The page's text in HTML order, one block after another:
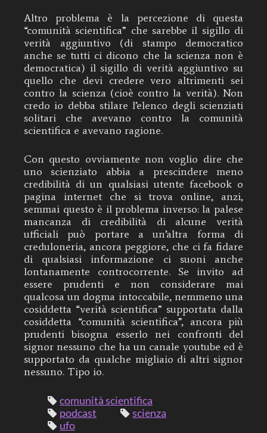
Altro problema è la percezione di questa
“comunità scientifica” che sarebbe il sigillo di
verità aggiuntivo (di stampo democratico
anche se tutti ci dicono che la scienza non è
democratica) il sigillo di verità aggiuntivo su
quello che devi credere vero altrimenti sei
contro la scienza (cioè contro la verità). Non
credo io debba stilare l’elenco degli scienziati
solitari che avevano contro la comunità
scientifica e avevano ragione.
Con questo ovviamente non voglio dire che
uno scienziato abbia a prescindere meno
credibilità di un qualsiasi utente facebook o
pagina internet che si trova online, anzi,
semmai questo è il problema inverso: la palese
mancanza di credibilità di alcune verità
ufficiali può portare a un’altra forma di
creduloneria, ancora peggiore, che ci fa fidare
di qualsiasi informazione ci suoni anche
lontanamente controcorrente. Se invito ad
essere prudenti e non considerare mai
qualcosa un dogma intoccabile, nemmeno una
cosiddetta “verità scientifica” supportata dalla
cosiddetta “comunità scientifica”, ancora più
prudenti bisogna esserlo nei confronti del
signor nessuno che ha un canale youtube ed è
supportato da qualche migliaio di altri signor
nessuno. Tipo io.
comunità scientifica
podcast
scienza
ufo